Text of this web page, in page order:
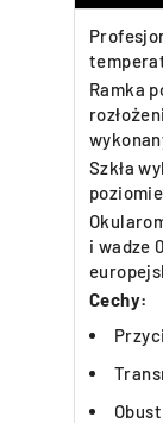
Ramka
Szkła
i wadze
Cechy: